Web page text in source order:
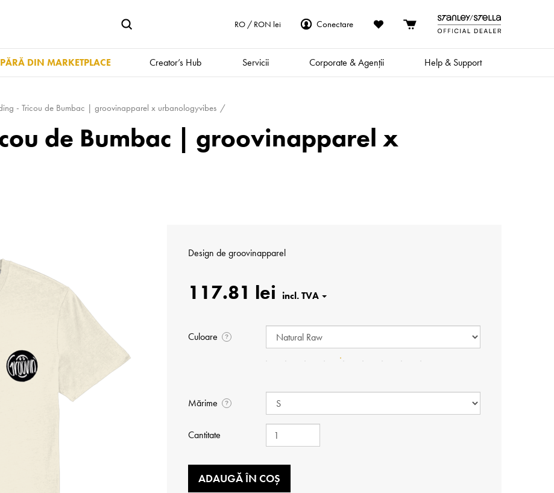
RO / RON lei Conectare
DIN MARKETPLACE Creator’s Hub Servicii Corporate & Agenții Help & Support
- Tricou de Bumbac | groovinapparel x urbanologyvibes
de Bumbac | groovinapparel x
Design de groovinapparel
117.81 lei
Culoare ?
Mărime ?
Cantitate
ADAUGĂ ÎN COȘ